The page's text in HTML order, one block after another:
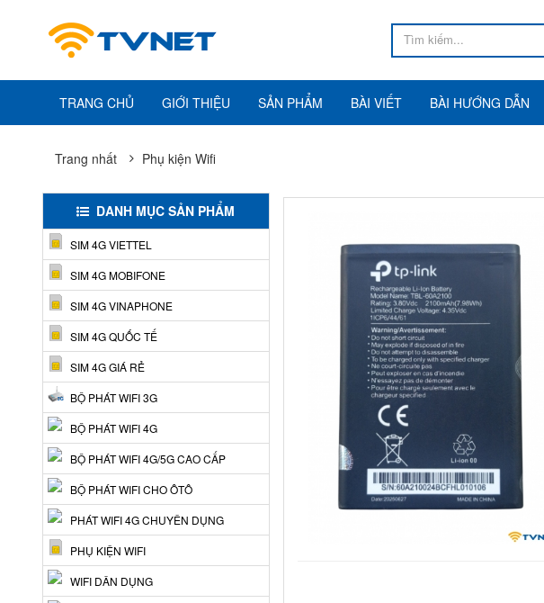
TRANG CHỦ GIỚI THIỆU SẢN PHẨM BÀI VIẾT BÀI HƯỚNG DẪN
Trang nhất Phụ kiện Wifi
DANH MỤC SẢN PHẨM
SIM 4G VIETTEL
SIM 4G MOBIFONE
SIM 4G VINAPHONE
SIM 4G QUỐC TẾ
SIM 4G GIÁ RẺ
BỘ PHÁT WIFI 3G
BỘ PHÁT WIFI 4G
BỘ PHÁT WIFI 4G/5G CAO CẤP
BỘ PHÁT WIFI CHO ÔTÔ
PHÁT WIFI 4G CHUYÊN DỤNG
PHỤ KIỆN WIFI
WIFI DÂN DỤNG